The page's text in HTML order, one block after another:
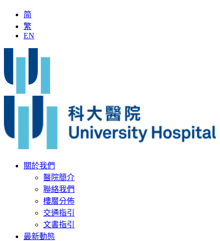
简
繁
EN
關於我們
醫院簡介
聯絡我們
樓層分佈
交通指引
文書指引
最新動態